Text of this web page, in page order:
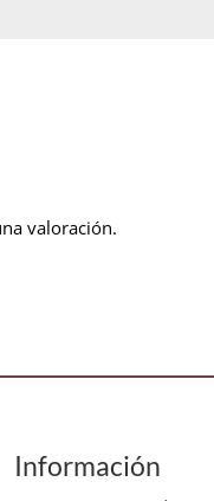
valoración.
Información